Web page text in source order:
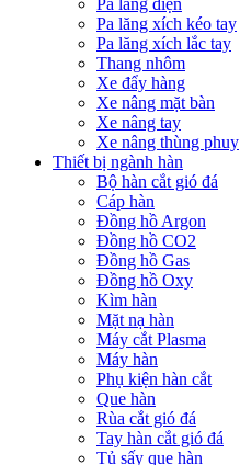
Pa lăng xích kéo tay
Pa lăng xích lắc tay
Thang nhôm
Xe đẩy hàng
Xe nâng mặt bàn
Xe nâng tay
Xe nâng thùng phuy
Thiết bị ngành hàn
Bộ hàn cắt gió đá
Cáp hàn
Đồng hồ Argon
Đồng hồ CO2
Đồng hồ Gas
Đồng hồ Oxy
Kìm hàn
Mặt nạ hàn
Máy cắt Plasma
Máy hàn
Phụ kiện hàn cắt
Que hàn
Rùa cắt gió đá
Tay hàn cắt gió đá
Tủ sấy que hàn